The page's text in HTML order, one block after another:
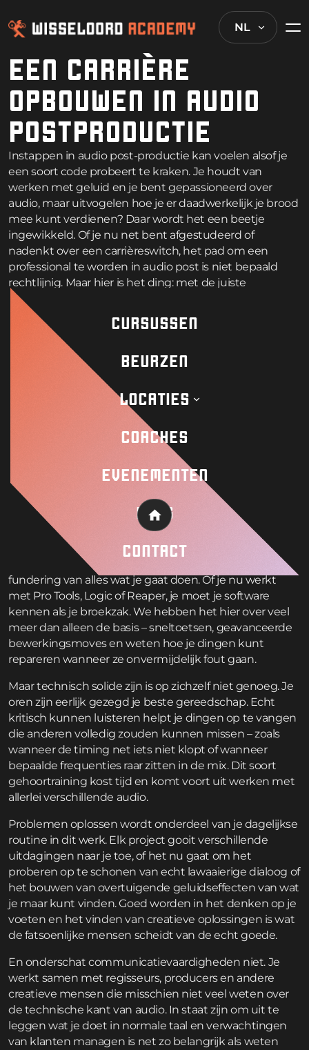
CURSUSSEN
BEURZEN
LOCATIES
COACHES
EVENEMENTEN
BLOG
CONTACT
Home
NL
EEN CARRIÈRE
OPBOUWEN IN AUDIO
POSTPRODUCTIE
Instappen in audio post-productie kan voelen alsof je
een soort code probeert te kraken. Je houdt van
werken met geluid en je bent gepassioneerd over
audio, maar uitvogelen hoe je er daadwerkelijk je brood
mee kunt verdienen? Daar wordt het een beetje
ingewikkeld. Of je nu net bent afgestudeerd of
nadenkt over een carrièreswitch, het pad om een
professional te worden in audio post is niet bepaald
rechtlijnig. Maar hier is het ding: met de juiste
vaardigheden, een solide gameplan en wat
ouderwetse volharding kun je zeker iets betekenisvols
opbouwen in dit veld. Laten we duiken in wat je
daadwerkelijk moet weten om te beginnen en te
blijven groeien.
Welke vaardigheden
heb je nodig voor
succes in audio
post-productie?
Goed worden in audio post-productie komt eigenlijk
neer op het eerst onder de knie krijgen van je
technische basis.
fundering van alles wat je gaat doen. Of je nu werkt
met Pro Tools, Logic of Reaper, je moet je software
kennen als je broekzak. We hebben het hier over veel
meer dan alleen de basis – sneltoetsen, geavanceerde
bewerkingsmoves en weten hoe je dingen kunt
repareren wanneer ze onvermijdelijk fout gaan.
Maar technisch solide zijn is op zichzelf niet genoeg. Je
oren zijn eerlijk gezegd je beste gereedschap. Echt
kritisch kunnen luisteren helpt je dingen op te vangen
die anderen volledig zouden kunnen missen – zoals
wanneer de timing net iets niet klopt of wanneer
bepaalde frequenties raar zitten in de mix. Dit soort
gehoortraining kost tijd en komt voort uit werken met
allerlei verschillende audio.
Problemen oplossen wordt onderdeel van je dagelijkse
routine in dit werk. Elk project gooit verschillende
uitdagingen naar je toe, of het nu gaat om het
proberen op te schonen van echt lawaaierige dialoog of
het bouwen van overtuigende geluidseffecten van wat
je maar kunt vinden. Goed worden in het denken op je
voeten en het vinden van creatieve oplossingen is wat
de fatsoenlijke mensen scheidt van de echt goede.
En onderschat communicatievaardigheden niet. Je
werkt samen met regisseurs, producers en andere
creatieve mensen die misschien niet veel weten over
de technische kant van audio. In staat zijn om uit te
leggen wat je doet in normale taal en verwachtingen
van klanten managen is net zo belangrijk als weten